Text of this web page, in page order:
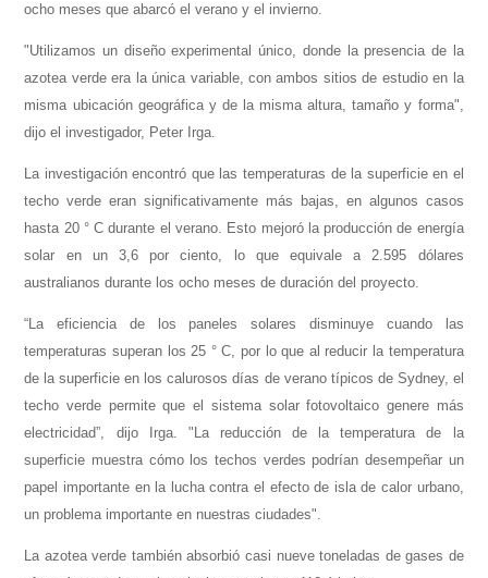
ocho meses que abarcó el verano y el invierno.
"Utilizamos un diseño experimental único, donde la presencia de la
azotea verde era la única variable, con ambos sitios de estudio en la
misma ubicación geográfica y de la misma altura, tamaño y forma",
dijo el investigador, Peter Irga.
La investigación encontró que las temperaturas de la superficie en el
techo verde eran significativamente más bajas, en algunos casos
hasta 20 ° C durante el verano. Esto mejoró la producción de energía
solar en un 3,6 por ciento, lo que equivale a 2.595 dólares
australianos durante los ocho meses de duración del proyecto.
“La eficiencia de los paneles solares disminuye cuando las
temperaturas superan los 25 ° C, por lo que al reducir la temperatura
de la superficie en los calurosos días de verano típicos de Sydney, el
techo verde permite que el sistema solar fotovoltaico genere más
electricidad”, dijo Irga. " La reducción de la temperatura de la
superficie muestra cómo los techos verdes podrían desempeñar un
papel importante en la lucha contra el efecto de isla de calor urbano,
un problema importante en nuestras ciudades".
La azotea verde también absorbió casi nueve toneladas de gases de